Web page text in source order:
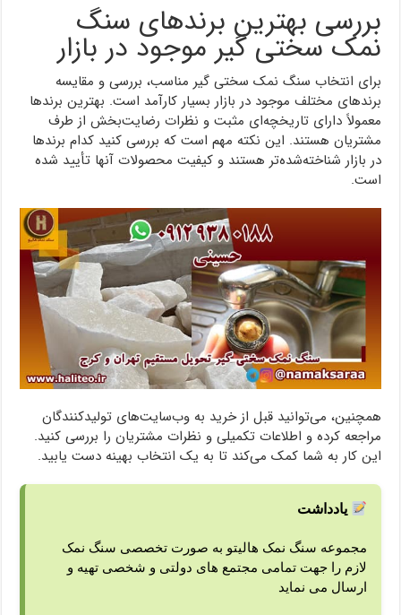
بررسی بهترین برندهای سنگ
نمک سختی گیر موجود در بازار
برای انتخاب سنگ نمک سختی گیر مناسب، بررسی و مقایسه
برندهای مختلف موجود در بازار بسیار کارآمد است. بهترین برندها
معمولاً دارای تاریخچه‌ای مثبت و نظرات رضایت‌بخش از طرف
مشتریان هستند. این نکته مهم است که بررسی کنید کدام برندها
در بازار شناخته‌شده‌تر هستند و کیفیت محصولات آنها تأیید شده
است.
همچنین، می‌توانید قبل از خرید به وب‌سایت‌های تولیدکنندگان
مراجعه کرده و اطلاعات تکمیلی و نظرات مشتریان را بررسی کنید.
این کار به شما کمک می‌کند تا به یک انتخاب بهینه دست یابید.
یادداشت
مجموعه سنگ نمک هالیتو به صورت تخصصی سنگ نمک
لازم را جهت تمامی مجتمع های دولتی و شخصی تهیه و
ارسال می نماید